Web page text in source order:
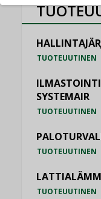
TUOTEUUTINEN
SYSTEMAIR
TUOTEUUTINEN
TUOTEUUTINEN
TUOTEUUTINEN